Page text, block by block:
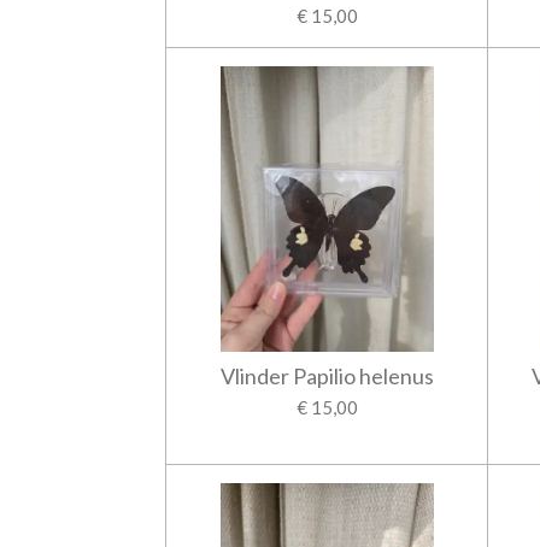
€ 15,00
Vlinder Papilio helenus
€ 15,00